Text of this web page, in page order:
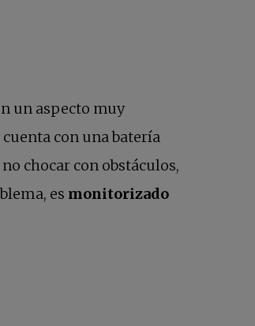
un aspecto muy
con una batería
chocar con obstáculos,
es monitorizado